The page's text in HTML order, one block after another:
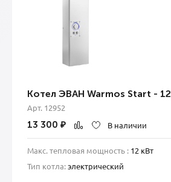
Котел ЭВАН Warmos Start - 12
Арт. 12952
13 300 ₽ В наличии
Макс. тепловая мощность : 12 кВт
Тип котла:электрический